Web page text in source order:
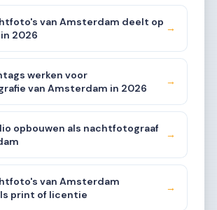
van Amsterdam deelt op
2026
→
werken voor
van Amsterdam in 2026
→
opbouwen als nachtfotograaf
→
van Amsterdam
print of licentie
→